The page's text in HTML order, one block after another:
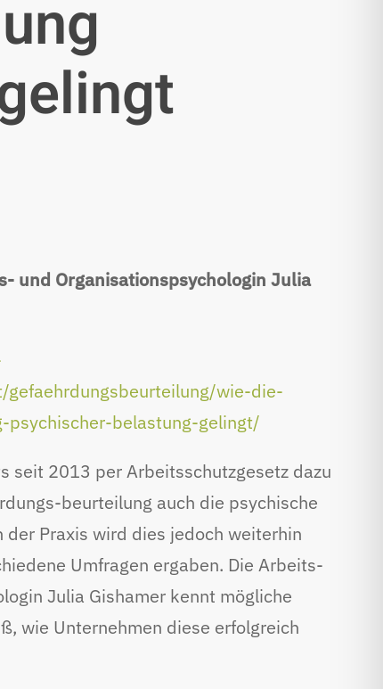
und Organisationspsychologin Julia
wie-die-
psychischer-belastung-gelingt/
seit 2013 per Arbeitsschutzgesetz dazu
beurteilung auch die psychische
der Praxis wird dies jedoch weiterhin
Umfragen ergaben. Die Arbeits-
Julia Gishamer kennt mögliche
wie Unternehmen diese erfolgreich